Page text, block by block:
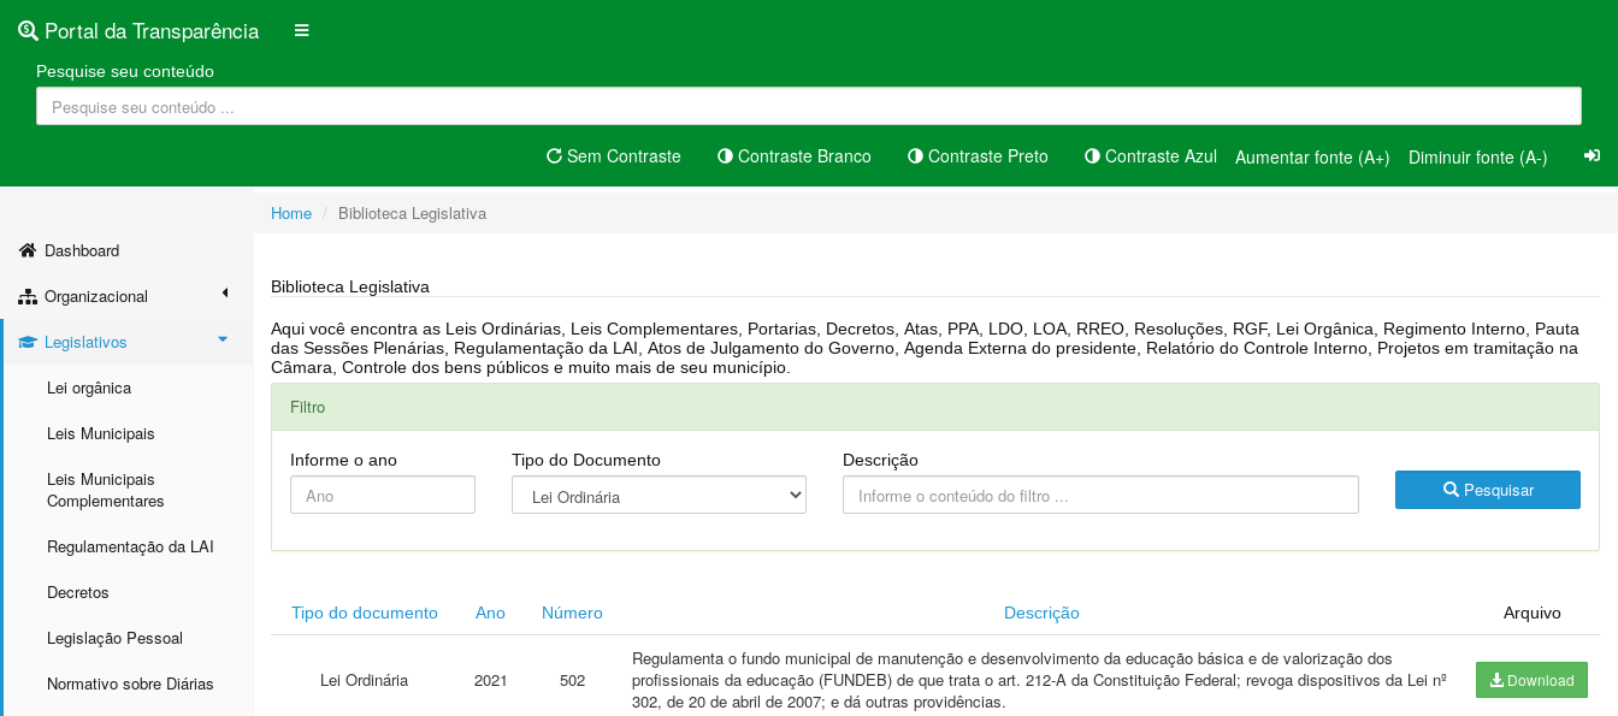
Portal da Transparência
Pesquise seu conteúdo
Sem Contraste Contraste Branco Contraste Preto Contraste Azul Aumentar fonte (A+) Diminuir fonte (A-)
Dashboard
Organizacional
Legislativos
Lei orgânica
Leis Municipais
Leis Municipais
Complementares
Regulamentação da LAI
Decretos
Legislação Pessoal
Normativo sobre Diárias
Home Biblioteca Legislativa
Biblioteca Legislativa
Aqui você encontra as Leis Ordinárias, Leis Complementares, Portarias, Decretos, Atas, PPA, LDO, LOA, RREO, Resoluções, RGF, Lei Orgânica, Regimento Interno, Pauta
das Sessões Plenárias, Regulamentação da LAI, Atos de Julgamento do Governo, Agenda Externa do presidente, Relatório do Controle Interno, Projetos em tramitação na
Câmara, Controle dos bens públicos e muito mais de seu município.
Filtro
Informe o ano Tipo do Documento Descrição
Pesquisar
Tipo do documento Ano Número Descrição Arquivo
Lei Ordinária 2021 502
Regulamenta o fundo municipal de manutenção e desenvolvimento da educação básica e de valorização dos
profissionais da educação (FUNDEB) de que trata o art. 212-A da Constituição Federal; revoga dispositivos da Lei nº
302, de 20 de abril de 2007; e dá outras providências.
Download